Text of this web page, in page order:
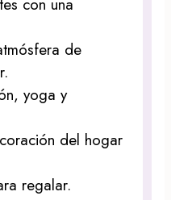
de
yoga y
del hogar
regalar.